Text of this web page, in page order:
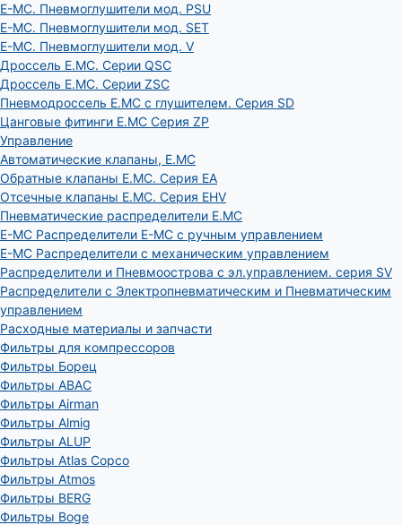
E-MC. Пневмоглушители мод. PSU
E-MC. Пневмоглушители мод. SET
E-MC. Пневмоглушители мод. V
Дроссель E.MC. Серии QSC
Дроссель E.MC. Серии ZSC
Пневмодроссель E.MC с глушителем. Серия SD
Цанговые фитинги E.MC Серия ZP
Управление
Автоматические клапаны, Е.МС
Обратные клапаны E.MC. Серия EA
Отсечные клапаны E.MC. Серия EHV
Пневматические распределители E.MC
E-MC Распределители E-MC с ручным управлением
E-MC Распределители с механическим управлением
Распределители и Пневмоострова с эл.управлением. серия SV
Распределители с Электропневматическим и Пневматическим
управлением
Расходные материалы и запчасти
Фильтры для компрессоров
Фильтры Борец
Фильтры ABAC
Фильтры Airman
Фильтры Almig
Фильтры ALUP
Фильтры Atlas Copco
Фильтры Atmos
Фильтры BERG
Фильтры Boge